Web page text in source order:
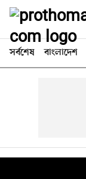
সর্বশেষ বাংলাদেশ